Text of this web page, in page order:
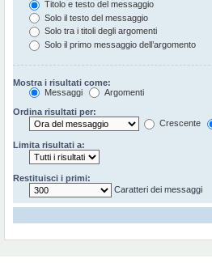
Titolo e testo del messaggio
Solo il testo del messaggio
Solo tra i titoli degli argomenti
Solo il primo messaggio dell’argomento
Mostra i risultati come:
Messaggi
Argomenti
Ordina risultati per:
Crescente
Limita risultati a:
Restituisci i primi:
Caratteri dei messaggi